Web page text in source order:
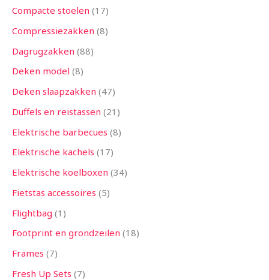
Compacte stoelen 17
Compressiezakken 8
Dagrugzakken 88
Deken model 8
Deken slaapzakken 47
Duffels en reistassen 21
Elektrische barbecues 8
Elektrische kachels 17
Elektrische koelboxen 34
Fietstas accessoires 5
Flightbag 1
Footprint en grondzeilen 18
Frames 7
Fresh Up Sets 7